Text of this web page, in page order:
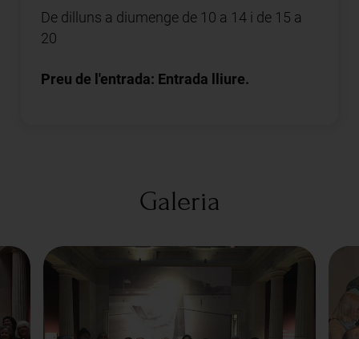
De dilluns a diumenge de 10 a 14 i de 15 a
20
Preu de l'entrada: Entrada lliure.
Galeria